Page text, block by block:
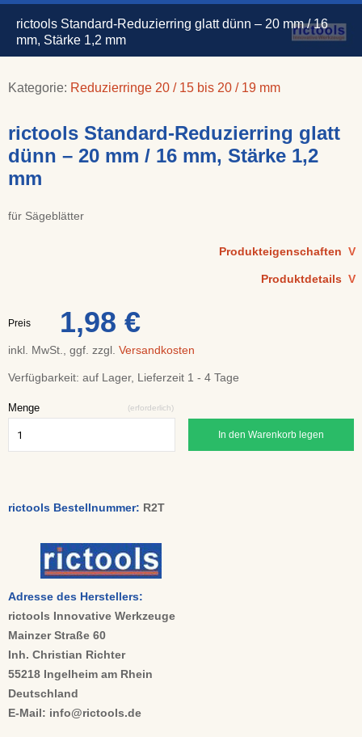
rictools Standard-Reduzierring glatt dünn – 20 mm / 16
mm, Stärke 1,2 mm
Kategorie: Reduzierringe 20 / 15 bis 20 / 19 mm
rictools Standard-Reduzierring glatt
dünn – 20 mm / 16 mm, Stärke 1,2
mm
für Sägeblätter
Produkteigenschaften V
Produktdetails V
Preis 1,98 €
inkl. MwSt., ggf. zzgl. Versandkosten
Verfügbarkeit: auf Lager, Lieferzeit 1 - 4 Tage
Menge (erforderlich)
In den Warenkorb legen
rictools Bestellnummer: R2T
Adresse des Herstellers:
rictools Innovative Werkzeuge
Mainzer Straße 60
Inh. Christian Richter
55218 Ingelheim am Rhein
Deutschland
E-Mail: info@rictools.de